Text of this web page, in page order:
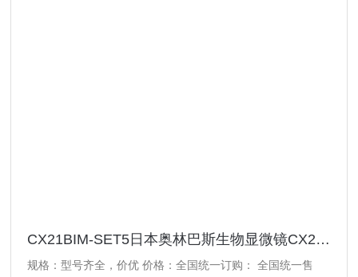
CX21BIM-SET5日本奥林巴斯生物显微镜CX21BIM-SET5 价格实在
规格：型号齐全，价优 价格：全国统一订购： 全国统一售